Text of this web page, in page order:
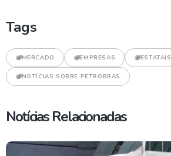
Tags
MERCADO EMPRESAS ESTATAIS
NOTÍCIAS SOBRE PETROBRAS
Notícias Relacionadas